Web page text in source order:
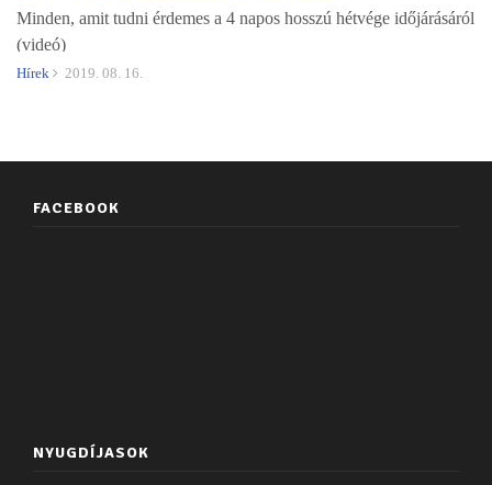
Minden, amit tudni érdemes a 4 napos hosszú hétvége időjárásáról
(videó)
Hírek 2019. 08. 16.
FACEBOOK
NYUGDÍJASOK